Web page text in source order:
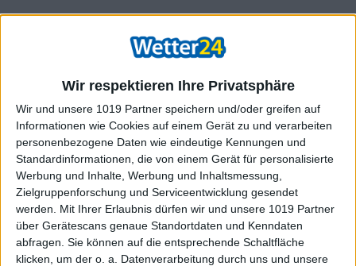
Wir respektieren Ihre Privatsphäre
Wir und unsere 1019 Partner speichern und/oder greifen auf
Informationen wie Cookies auf einem Gerät zu und verarbeiten
personenbezogene Daten wie eindeutige Kennungen und
Standardinformationen, die von einem Gerät für personalisierte
Werbung und Inhalte, Werbung und Inhaltsmessung,
Zielgruppenforschung und Serviceentwicklung gesendet
werden.
Mit Ihrer Erlaubnis dürfen wir und unsere 1019 Partner
über Gerätescans genaue Standortdaten und Kenndaten
abfragen. Sie können auf die entsprechende Schaltfläche
klicken, um der o. a. Datenverarbeitung durch uns und unsere